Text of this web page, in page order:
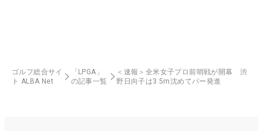
ゴルフ総合サイ
ト ALBA Net
「LPGA」
の記事一覧
＜速報＞全米女子プロ前哨戦が開幕 渋
野日向子は3.5m沈めてパー発進